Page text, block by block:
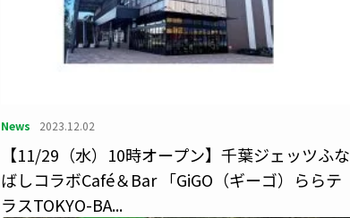
News 2023.12.02
【11/29（水）10時オープン】千葉ジェッツふな
ばしコラボCafé＆Bar 「GiGO（ギーゴ）ららテ
ラスTOKYO-BA...